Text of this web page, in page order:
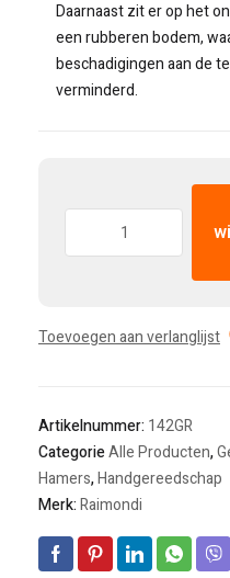
Daarnaast zit er op het
een rubberen bodem,
beschadigingen aan de
verminderd.
Toevoegen aan verlanglijst
Artikelnummer: 142GR
CategorieAlle Producten,
Hamers,Handgereedschap
Merk:Raimondi